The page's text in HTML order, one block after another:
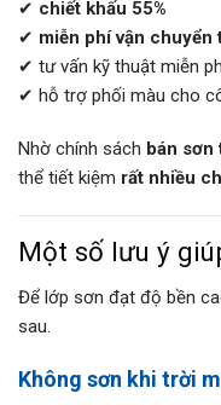
✔ chiết khấu 55%
✔ miễn phí vận chuyển
✔ tư vấn kỹ thuật miễn
✔ hỗ trợ phối màu cho
Nhờ chính sách bán sơn
thể tiết kiệm rất nhiều
Một số lưu ý
Để lớp sơn đạt độ bền
sau.
Không sơn khi trời